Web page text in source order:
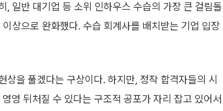
일반 대기업 등 소위 인하우스 수습의 가장 큰 걸림돌
상으로 완화했다. 수습 회계사를 배치받는 기업 입장
을 풀겠다는 구상이다. 하지만, 정작 합격자들의 시
영 뒤처질 수 있다는 구조적 공포가 자리 잡고 있어서